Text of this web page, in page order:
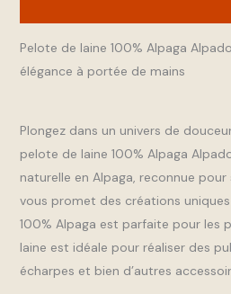
Pelote de laine 100% Alpaga
élégance à portée de mains
Plongez dans un univers de
pelote de laine 100% Alpaga
naturelle en Alpaga, reconnue
vous promet des créations
100% Alpaga est parfaite pour les
laine est idéale pour réaliser des
écharpes et bien d’autres